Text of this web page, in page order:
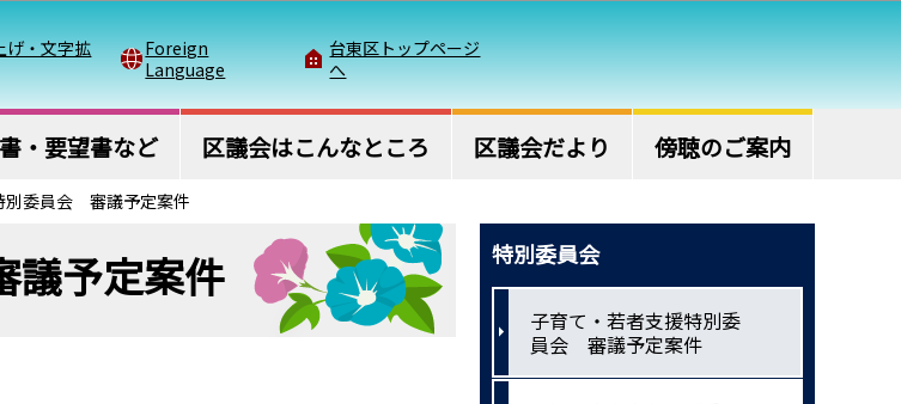
のページの本文へ移動
げ・文字拡
Foreign
Language
台東区トップページ
へ
・要望書など 区議会はこんなところ 区議会だより 傍聴のご案内
別委員会 審議予定案件
予定案件 特別委員会
子育て・若者支援特別委
員会 審議予定案件